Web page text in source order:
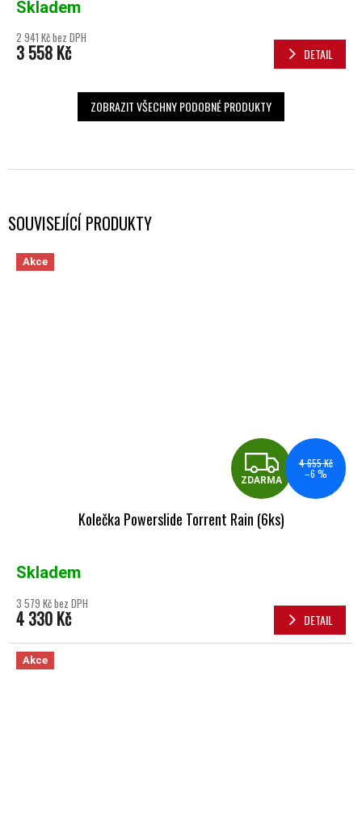
SOUVISEJÍCÍ PRODUKTY
Akce
ZDARMA
4 655 Kč
–6 %
Kolečka Powerslide Torrent Rain (6ks)
Skladem
3 579 Kč bez DPH
4 330 Kč DETAIL
Akce
Skladem
2 941 Kč bez DPH
3 558 Kč DETAIL
ZOBRAZIT VŠECHNY PODOBNÉ PRODUKTY